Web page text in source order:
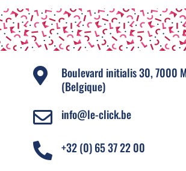

Boulevard initialis 30, 7000
(Belgique)
 info@le-click.be
 +32 (0) 65 37 22 00